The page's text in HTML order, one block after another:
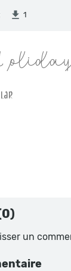
1
un